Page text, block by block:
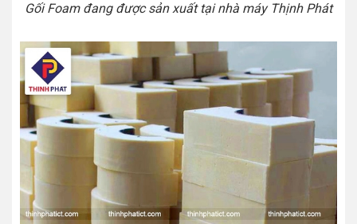
Gối Foam đang được sản xuất tại nhà máy Thịnh Phát